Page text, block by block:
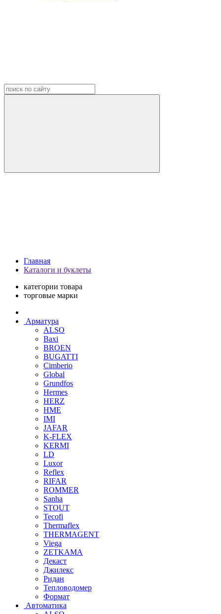
Главная
Каталоги и буклеты
категории товара
торговые марки
Арматура
ALSO
Baxi
BROEN
BUGATTI
Cimberio
Global
Grundfos
Hermes
HERZ
HME
IMI
JAFAR
K-FLEX
KERMI
LD
Luxor
Reflex
RIFAR
ROMMER
Sanha
STOUT
Tecofi
Thermaflex
THERMAGENT
Viega
ZETKAMA
Декаст
Джилекс
Ридан
Тепловодомер
Формат
Автоматика